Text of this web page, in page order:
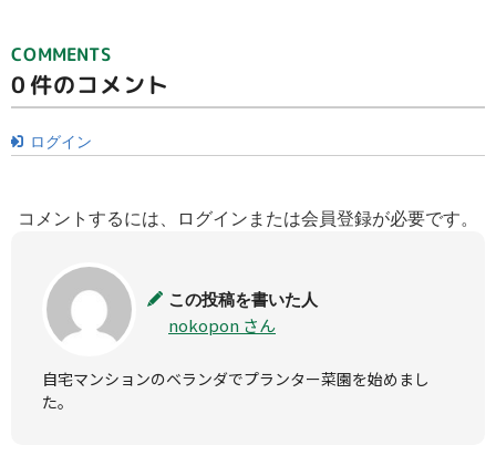
COMMENTS
ログイン
コメントするには、ログインまたは会員登録が必要です。
0件のコメント
この投稿を書いた人
nokopon さん
自宅マンションのベランダでプランター菜園を始めまし
た。